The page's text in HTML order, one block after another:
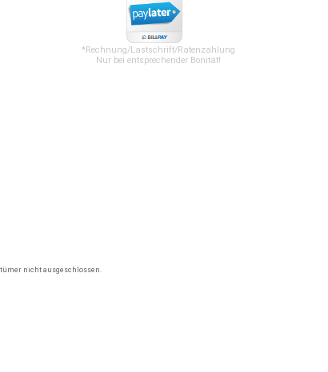
*Rechnung/Lastschrift/Ratenzahlung
Nur bei entsprechender Bonität!
nicht ausgeschlossen.